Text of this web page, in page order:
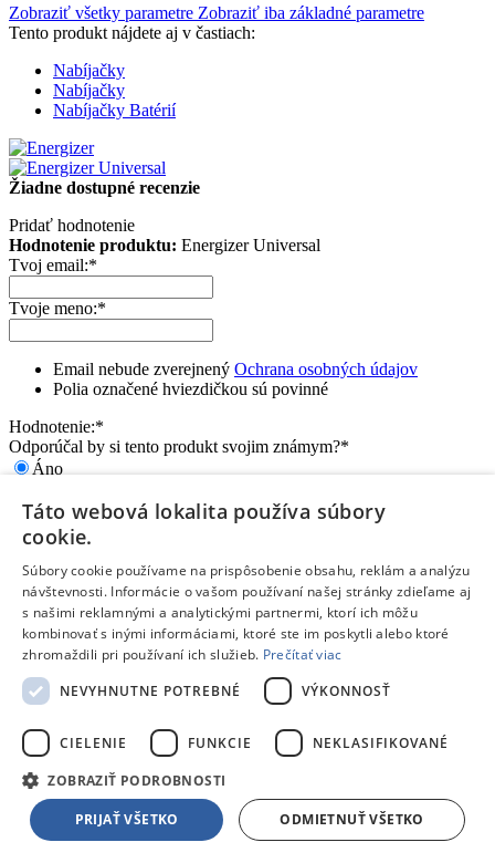
Zobraziť všetky parametre Zobraziť iba základné parametre
Tento produkt nájdete aj v častiach:
Nabíjačky
Nabíjačky
Nabíjačky Batérií
Žiadne dostupné recenzie
Pridať hodnotenie
Hodnotenie produktu: Energizer Universal
Tvoj email:*
Tvoje meno:*
Email nebude zverejnený Ochrana osobných údajov
Polia označené hviezdičkou sú povinné
Hodnotenie:*
Odporúčal by si tento produkt svojim známym?*
Áno
Pozitíva:
Napíš najdôležitejšie prednosti a výhody
Ktoré vlastnosti tohto produktu ťa potešili?
Každý bod napíš na nový riadok
Táto webová lokalita používa súbory
cookie.
Súbory cookie používame na prispôsobenie obsahu, reklám a analýzu
návštevnosti. Informácie o vašom používaní našej stránky zdieľame aj
s našimi reklamnými a analytickými partnermi, ktorí ich môžu
kombinovať s inými informáciami, ktoré ste im poskytli alebo ktoré
zhromaždili pri používaní ich služieb. Prečítať viac
NEVYHNUTNE POTREBNÉ
VÝKONNOSŤ
CIELENIE FUNKCIE NEKLASIFIKOVANÉ
ZOBRAZIŤ PODROBNOSTI
PRIJAŤ VŠETKO ODMIETNUŤ VŠETKO